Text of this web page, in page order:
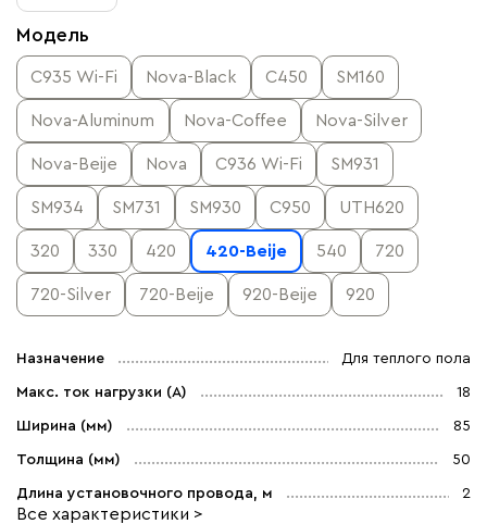
Модель
С935 Wi-Fi Nova-Black C450 SM160
Nova-Aluminum Nova-Coffee Nova-Silver
Nova-Beije Nova С936 Wi-Fi SM931
SM934 SM731 SM930 C950 UTH620
320 330 420 420-Beije 540 720
720-Silver 720-Beije 920-Beije 920
Назначение Для теплого пола
Макс. ток нагрузки (А) 18
Ширина (мм) 85
Толщина (мм) 50
Длина установочного провода, м 2
Все характеристики >